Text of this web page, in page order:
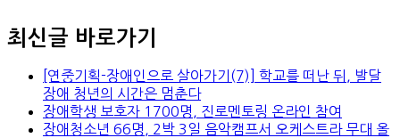
최신글 바로가기
[연중기획-장애인으로 살아가기(7)] 학교를 떠난 뒤, 발달
장애 청년의 시간은 멈춘다
장애학생 보호자 1700명, 진로멘토링 온라인 참여
장애청소년 66명, 2박 3일 음악캠프서 오케스트라 무대 올